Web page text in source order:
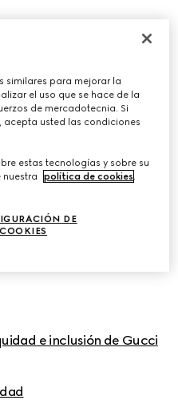
y sostenibilidad
de Gucci]
Principi di
"Gucci
e inclusión de Gucci
similares para mejorar la
el uso que se hace de la
de mercadotecnia. Si
acepta usted las condiciones
estas tecnologías y sobre su
nuestra
política de cookies
DE
COOKIES